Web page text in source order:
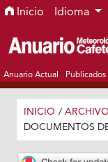
Ir al menú de
Ir al contenido
Ir al pie de página
Inicio Idioma
Anuario Actual Publicados
INICIO /
DOCUMENTOS